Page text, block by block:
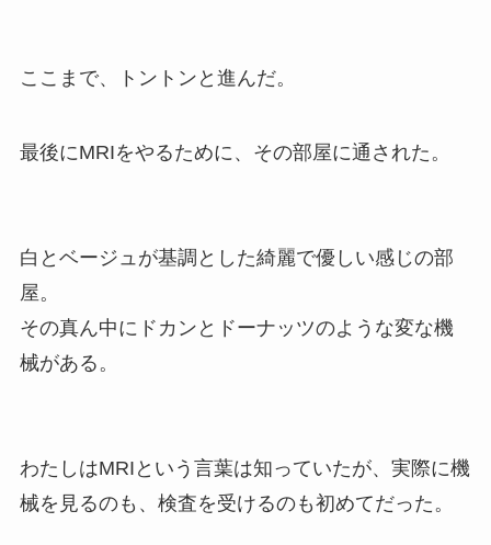
ここまで、トントンと進んだ。
最後にMRIをやるために、その部屋に通された。
白とベージュが基調とした綺麗で優しい感じの部
屋。
その真ん中にドカンとドーナッツのような変な機
械がある。
わたしはMRIという言葉は知っていたが、実際に機
械を見るのも、検査を受けるのも初めてだった。